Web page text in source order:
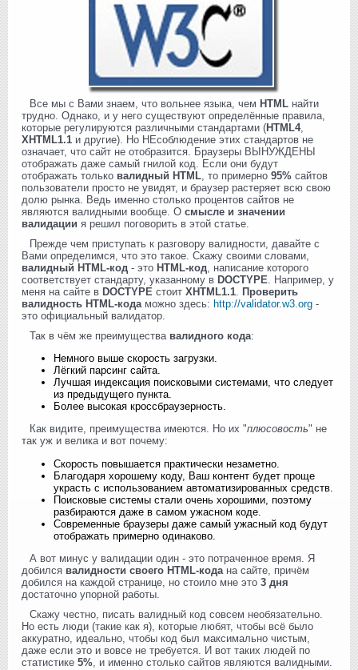
Все мы с Вами знаем, что вольнее языка, чем HTML найти
трудно. Однако, и у него существуют определённые правила,
которые регулируются различными стандартами (HTML4,
XHTML1.1 и другие). Но НЕсоблюдение этих стандартов не
означает, что сайт не отобразится. Браузеры ВЫНУЖДЕНЫ
отображать даже самый гнилой код. Если они будут
отображать только валидный HTML , то примерно 95% сайтов
пользователи просто не увидят, и браузер растеряет всю свою
долю рынка. Ведь именно столько процентов сайтов не
являются валидными вообще. О смысле и значении
валидации я решил поговорить в этой статье.
Прежде чем приступать к разговору валидности, давайте с
Вами определимся, что это такое. Скажу своими словами,
валидный HTML-код - это HTML-код , написание которого
соответствует стандарту, указанному в DOCTYPE . Например, у
меня на сайте в DOCTYPE стоит XHTML1.1 Проверить
валидность HTML-кода можно здесь: http://validator.w3.org -
это официальный валидатор.
Так в чём же преимущества валидного кода:
Немного выше скорость загрузки.
Лёгкий парсинг сайта.
Лучшая индексация поисковыми системами, что следует
из предыдущего пункта.
Более высокая кроссбраузерность.
Как видите, преимущества имеются. Но их "плюсовость" не
так уж и велика и вот почему:
Скорость повышается практически незаметно.
Благодаря хорошему коду, Ваш контент будет проще
украсть с использованием автоматизированных средств.
Поисковые системы стали очень хорошими, поэтому
разбираются даже в самом ужасном коде.
Современные браузеры даже самый ужасный код будут
отображать примерно одинаково.
А вот минус у валидации один - это потраченное время. Я
добился валидности своего HTML-кодана сайте, причём
добился на каждой странице, но стоило мне это 3 дня
достаточно упорной работы.
Скажу честно, писать валидный код совсем необязательно.
Но есть люди (такие как я), которые любят, чтобы всё было
аккуратно, идеально, чтобы код был максимально чистым,
даже если это и вовсе не требуется. И вот таких людей по
статистике 5%, и именно столько сайтов являются валидными.